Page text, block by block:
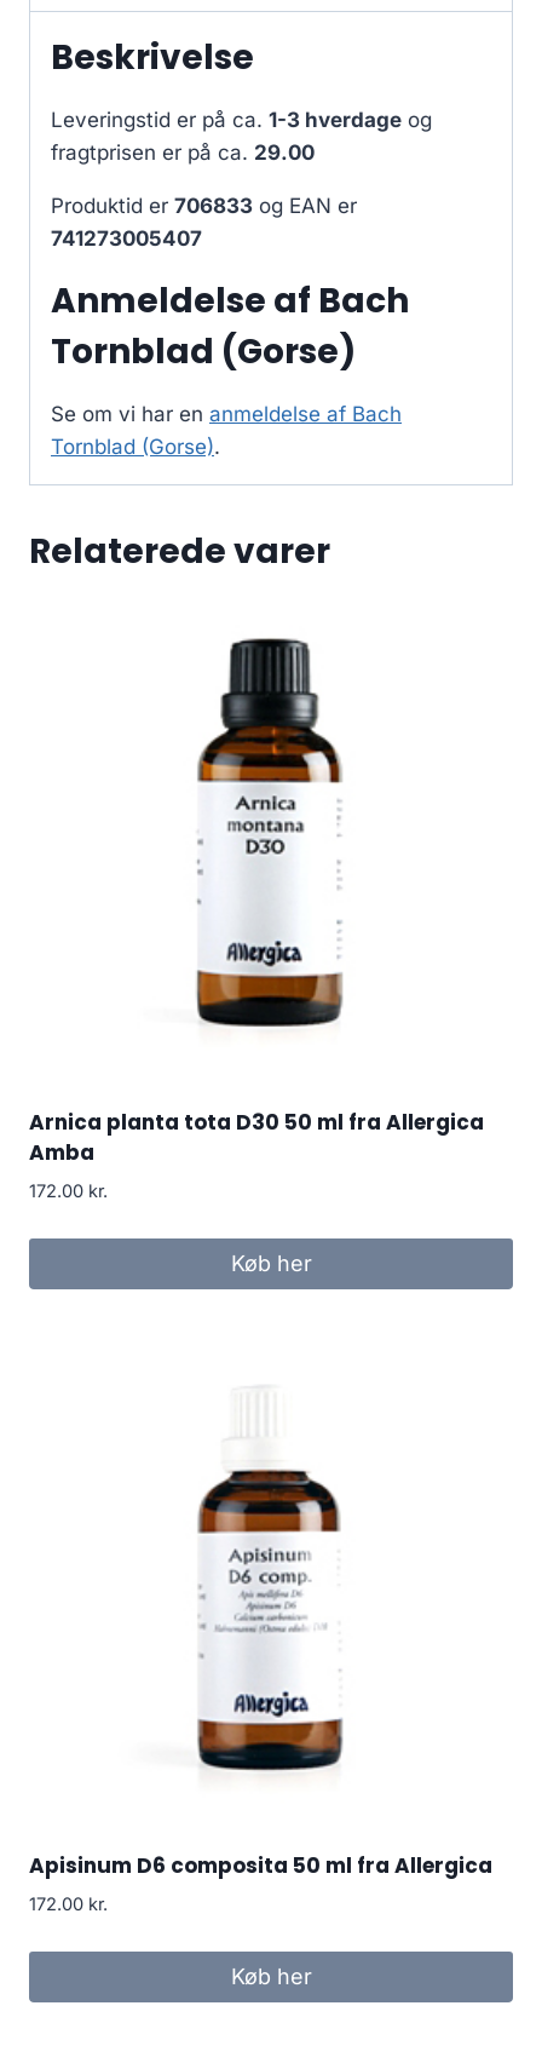
Beskrivelse
Leveringstid er på ca. 1-3 hverdage og
fragtprisen er på ca. 29.00
Produktid er 706833 og EAN er
741273005407
Anmeldelse af Bach
Tornblad (Gorse)
Se om vi har en anmeldelse af Bach
Tornblad (Gorse).
Relaterede varer
Arnica planta tota D30 50 ml fra Allergica
Amba
172.00 kr.
Køb her
Apisinum D6 composita 50 ml fra Allergica
172.00 kr.
Køb her